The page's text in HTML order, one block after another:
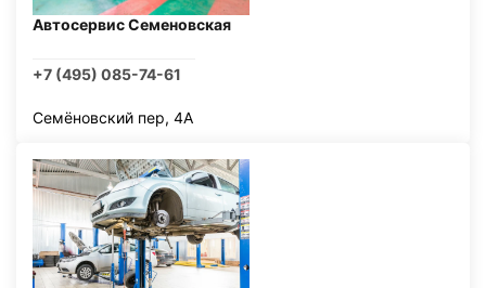
Автосервис Семеновская
+7 (495) 085-74-61
Семёновский пер, 4А